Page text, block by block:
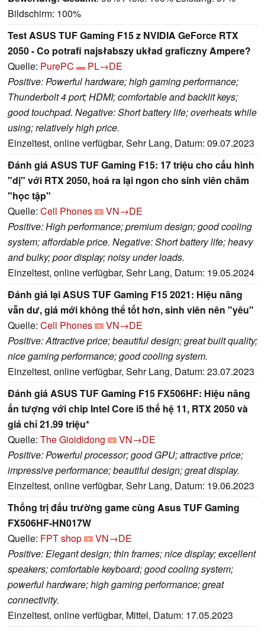
Bildschirm: 100%
Test ASUS TUF Gaming F15 z NVIDIA GeForce RTX
2050 - Co potrafi najsłabszy układ graficzny Ampere?
Quelle: PurePC
PL→DE
Positive: Powerful hardware; high gaming performance;
Thunderbolt 4 port; HDMI; comfortable and backlit keys;
good touchpad. Negative: Short battery life; overheats while
using; relatively high price.
Einzeltest, online verfügbar, Sehr Lang, Datum: 09.07.2023
Đánh giá ASUS TUF Gaming F15: 17 triệu cho cấu hình
"dị" với RTX 2050, hoá ra lại ngon cho sinh viên chăm
"học tập"
Quelle: Cell Phones
VN→DE
Positive: High performance; premium design; good cooling
system; affordable price. Negative: Short battery life; heavy
and bulky; poor display; noisy under loads.
Einzeltest, online verfügbar, Sehr Lang, Datum: 19.05.2024
Đánh giá lại ASUS TUF Gaming F15 2021: Hiệu năng
vẫn dư, giá mới không thể tốt hơn, sinh viên nên "yêu"
Quelle: Cell Phones
VN→DE
Positive: Attractive price; beautiful design; great built quality;
nice gaming performance; good cooling system.
Einzeltest, online verfügbar, Sehr Lang, Datum: 23.07.2023
Đánh giá ASUS TUF Gaming F15 FX506HF: Hiệu năng
ấn tượng với chip Intel Core i5 thế hệ 11, RTX 2050 và
giá chỉ 21.99 triệu*
Quelle: The Gioididong
VN→DE
Positive: Powerful processor; good GPU; attractive price;
impressive performance; beautiful design; great display.
Einzeltest, online verfügbar, Sehr Lang, Datum: 19.06.2023
Thống trị đấu trường game cùng Asus TUF Gaming
FX506HF-HN017W
Quelle: FPT shop
VN→DE
Positive: Elegant design; thin frames; nice display; excellent
speakers; comfortable keyboard; good cooling system;
powerful hardware; high gaming performance; great
connectivity.
Einzeltest, online verfügbar, Mittel, Datum: 17.05.2023